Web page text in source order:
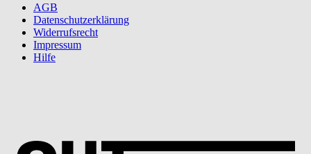
AGB
Datenschutzerklärung
Widerrufsrecht
Impressum
Hilfe